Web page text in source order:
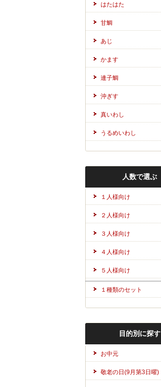
はたはた
甘鯛
あじ
かます
連子鯛
沖ぎす
真いわし
うるめいわし
人数で選ぶ
１人様向け
２人様向け
３人様向け
４人様向け
５人様向け
１種類のセット
目的別に探す
お中元
敬老の日(9月第3日曜)